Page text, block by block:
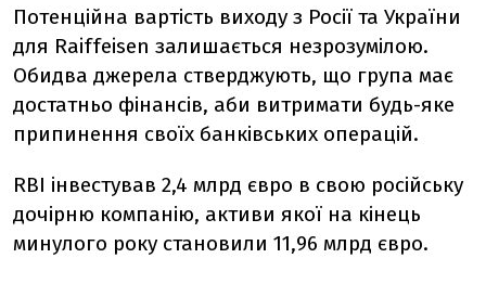
Потенційна вартість виходу з Росії та України
для Raiffeisen залишається незрозумілою.
Обидва джерела стверджують, що група має
достатньо фінансів, аби витримати будь-яке
припинення своїх банківських операцій.
RBI інвестував 2,4 млрд євро в свою російську
дочірню компанію, активи якої на кінець
минулого року становили 11,96 млрд євро.